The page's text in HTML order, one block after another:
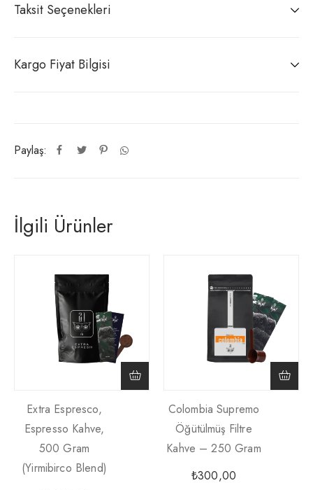
Paylaş:
Taksit Seçenekleri
Kargo Fiyat Bilgisi
İlgili Ürünler
Extra Espresco,
Espresso Kahve,
500 Gram
(yirmibirco Blend)
Colombia Supremo
Öğütülmüş Filtre
Kahve – 250 Gram
₺300,00